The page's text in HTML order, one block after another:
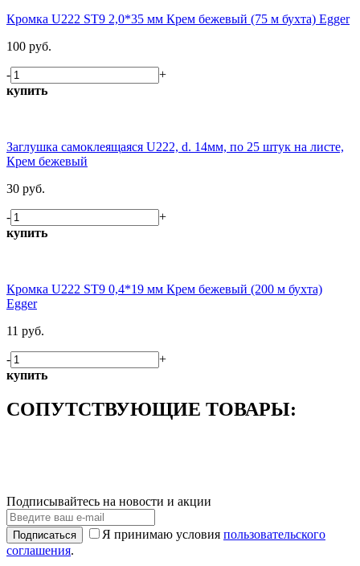
Кромка U222 ST9 2,0*35 мм Крем бежевый (75 м бухта) Egger
100 руб.
-
+
купить
Заглушка самоклеящаяся U222, d. 14мм, по 25 штук на листе,
Крем бежевый
30 руб.
-
+
купить
Кромка U222 ST9 0,4*19 мм Крем бежевый (200 м бухта)
Egger
11 руб.
-
+
купить
СОПУТСТВУЮЩИЕ ТОВАРЫ:
Подписывайтесь на новости и акции
Подписаться Я принимаю условия пользовательского
соглашения.